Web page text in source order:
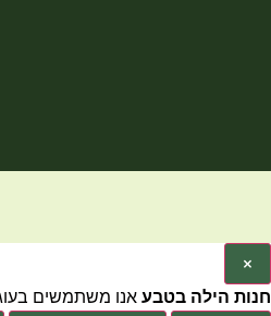
×
חנות הילה בטבע אנו משתמשים